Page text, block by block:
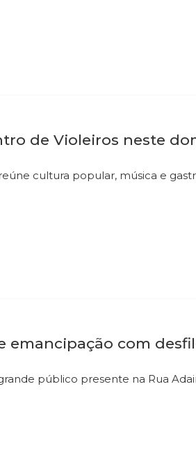
de Violeiros neste
cultura popular, música e
emancipação com
público presente na Rua